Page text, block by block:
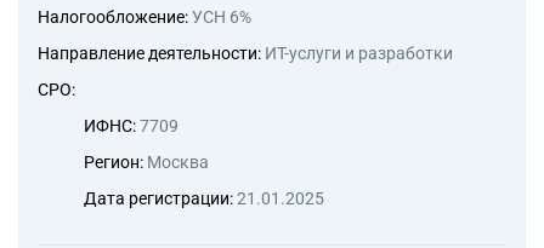
иной стоимости прав
иной стоимости работ, услуг,
Налогообложение:УСН 6%
Направление деятельности: ИТ-услуги и разработки
СРО:
ИФНС:7709
Регион: Москва
Дата регистрации:21.01.2025